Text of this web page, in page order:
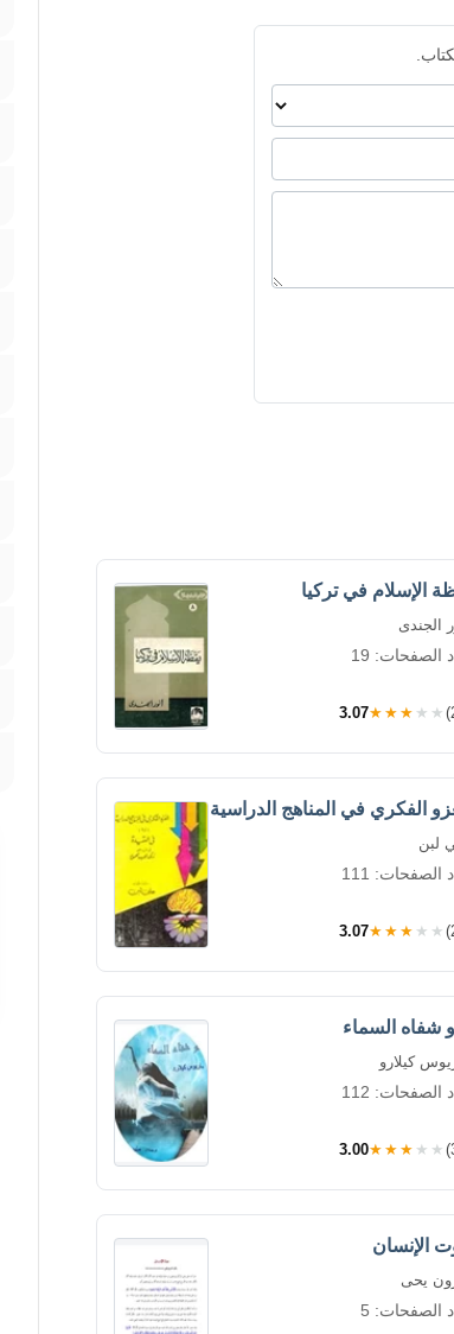
الإسلام في تركيا
الجندى
الصفحات: 19
3.07★★★★★
الفكري في المناهج الدراسية
لبن
الصفحات: 111
3.07★★★★★
شفاه السماء
كيلارو
الصفحات: 112
3.00★★★★★
الإنسان
يحى
الصفحات: 5